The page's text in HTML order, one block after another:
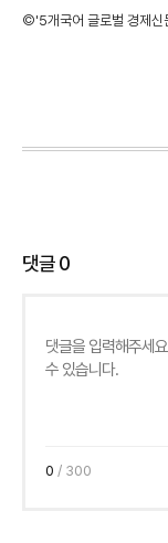
©'5개국어 글로벌 경제신
댓글0
0 / 300